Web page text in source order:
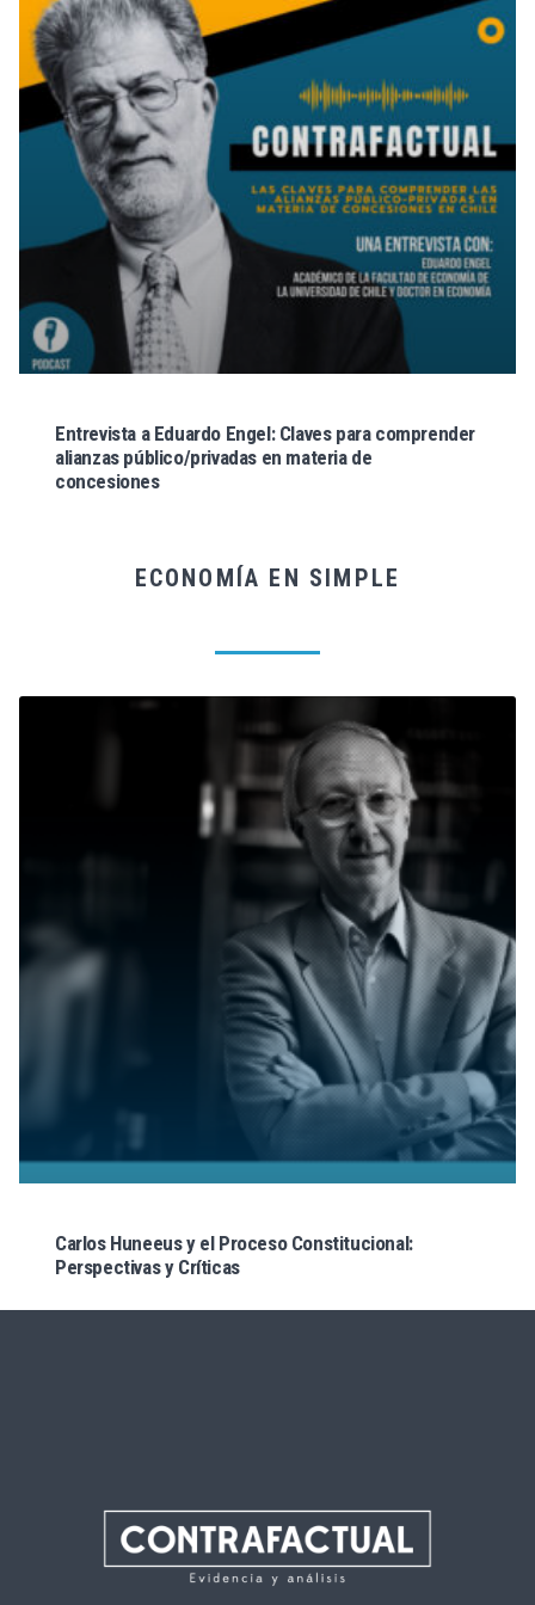
Entrevista a Eduardo Engel: Claves para comprender
alianzas público/privadas en materia de
concesiones
ECONOMÍA EN SIMPLE
Carlos Huneeus y el Proceso Constitucional:
Perspectivas y Críticas